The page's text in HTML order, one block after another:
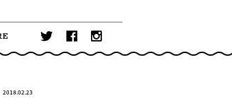
2018.02.23